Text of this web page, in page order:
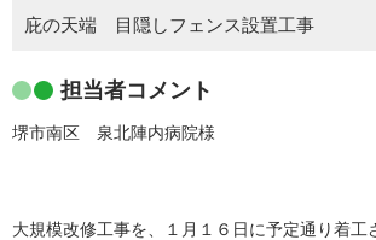
庇の天端 目隠しフェンス設置工事
担当者コメント
堺市南区 泉北陣内病院様
大規模改修工事を、１月１６日に予定通り着工